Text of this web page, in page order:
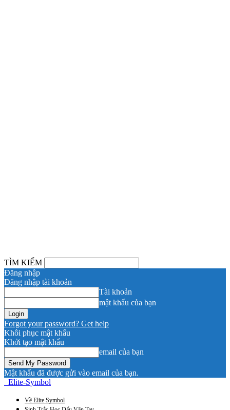
TÌM KIẾM
Đăng nhập
Đăng nhập tài khoản
Tài khoản
mật khẩu của bạn
Forgot your password? Get help
Khôi phục mật khẩu
Khởi tạo mật khẩu
email của bạn
Mật khẩu đã được gửi vào email của bạn.
Elite-Symbol
Về Elite Symbol